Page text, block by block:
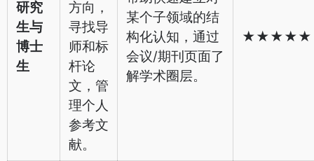
研究
生与
博士
生
方向，
寻找导
师和标
杆论
文，管
理个人
参考文
献。
某个子领域的结
构化认知，通过
会议/期刊页面了
解学术圈层。
★★★★★